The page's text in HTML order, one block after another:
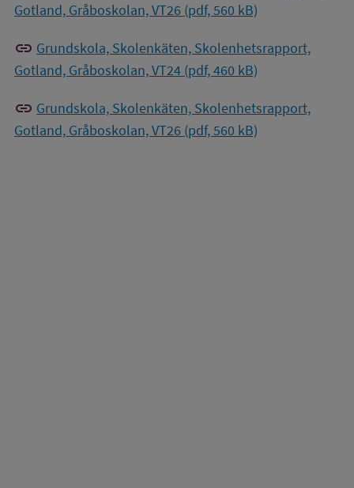
Gotland, Gråboskolan, VT26 (pdf, 560 kB)
link Grundskola, Skolenkäten, Skolenhetsrapport,
Gotland, Gråboskolan, VT24 (pdf, 460 kB)
link Grundskola, Skolenkäten, Skolenhetsrapport,
Gotland, Gråboskolan, VT26 (pdf, 560 kB)